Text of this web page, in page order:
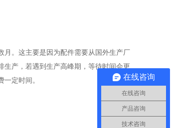
月。这主要是因为配件需要从国外生产厂
产，若遇到生产高峰期，等待时间会更
定时间。
在线咨询
在线咨询
产品咨询
技术咨询